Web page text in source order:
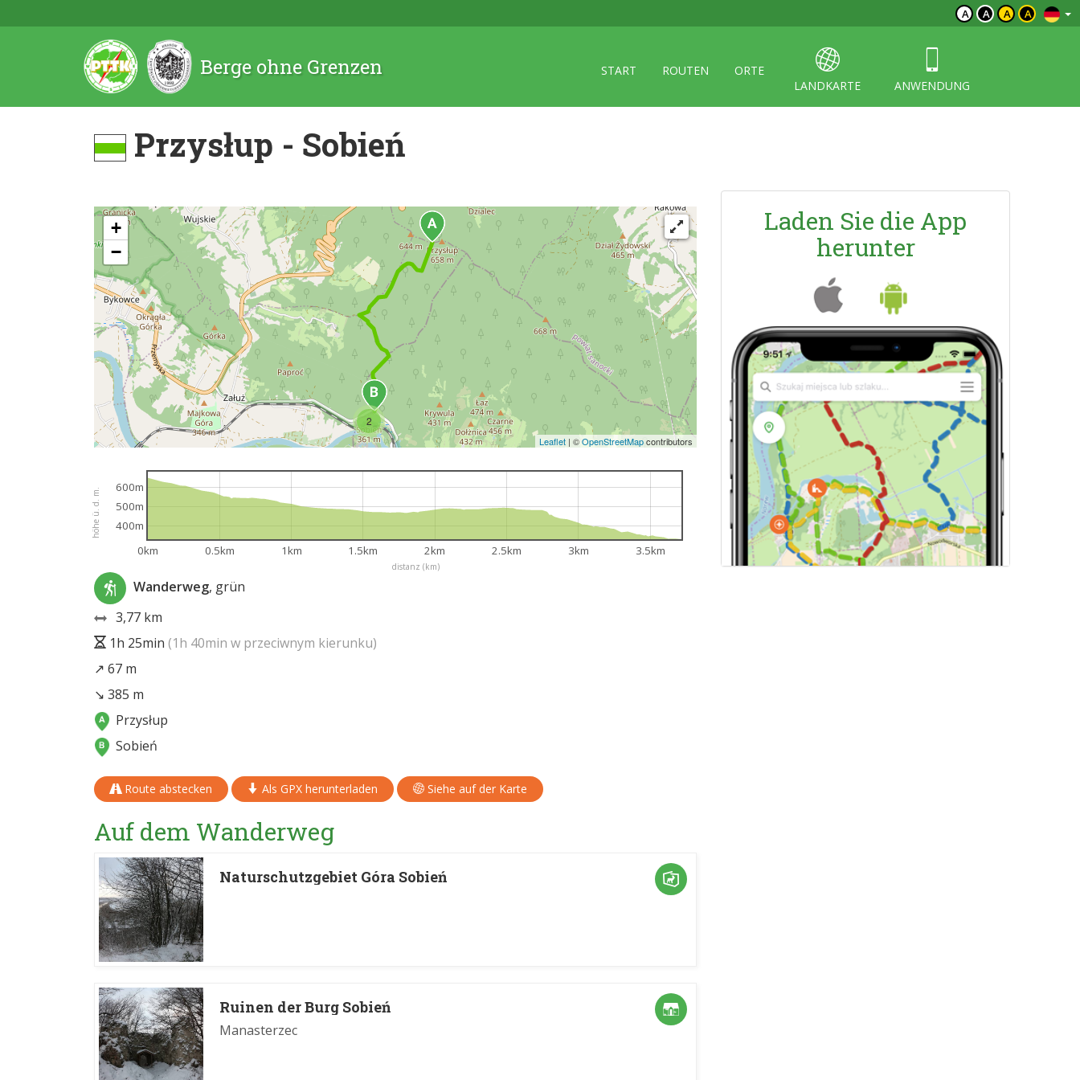
A A A A
Berge ohne Grenzen START ROUTEN
ORTE
LANDKARTE
ANWENDUNG
Przysłup - Sobień
2
+
−
Leaflet | ©OpenStreetMapcontributors
distanz (km)
höhe ü. d. m.
0km 0.5km 1km 1.5km 2km 2.5km 3km 3.5km
400m
500m
600m
Wanderweg, grün
3,77 km
1h 25min (1h 40min w przeciwnym kierunku)
↗ 67 m
↘ 385 m
Przysłup
Sobień
Route abstecken Als GPX herunterladen Siehe auf der Karte
Auf dem Wanderweg
Naturschutzgebiet Góra Sobień
Ruinen der Burg Sobień
Manasterzec
Laden Sie die App
herunter